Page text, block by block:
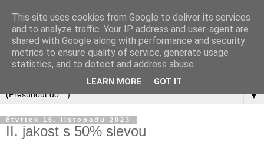
▼
čtvrtek 16. listopadu 2023
II. jakost s 50% slevou
This site uses cookies from Google to deliver its services
and to analyze traffic. Your IP address and user-agent are
shared with Google along with performance and security
metrics to ensure quality of service, generate usage
statistics, and to detect and address abuse.
LEARN MORE GOT IT